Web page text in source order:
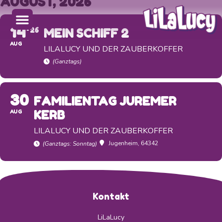
14
AUG
26 MEIN SCHIFF 2
LILALUCY UND DER ZAUBERKOFFER
(Ganztags)
30
AUG
FAMILIENTAG JUREMER
KERB
LILALUCY UND DER ZAUBERKOFFER
(Ganztags: Sonntag) Jugenheim, 64342
Kontakt
LiLaLucy